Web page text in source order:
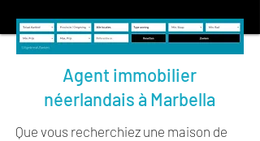
Agent immobilier
néerlandais à Marbella
Que vous recherchiez une maison de